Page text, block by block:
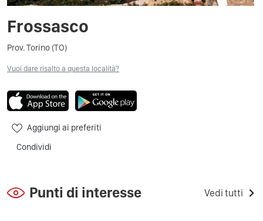
Frossasco
Prov. Torino (TO)
Vuoi dare risalto a questa località?
Aggiungi ai preferiti
Condividi
Punti di interesse Vedi tutti